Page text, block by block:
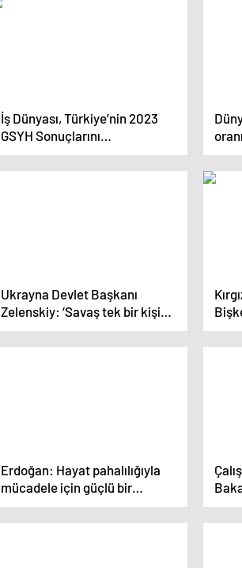
İş Dünyası, Türkiye’nin 2023
GSYH Sonuçlarını
Memnuniyetle Karşıladı
Ukrayna Devlet Başkanı
Zelenskiy: ‘Savaş tek bir kişi
tarafından başlatıldı, ama biz
hep birlikte hareket etmeliyiz’
Erdoğan: Hayat pahalılığıyla
mücadele için güçlü bir
program uyguluyoruz